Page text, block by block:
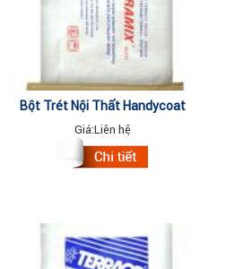
Bột Trét Nội Thất Handycoat
63110 (thùng) 5kg
Giá:Liên hệ